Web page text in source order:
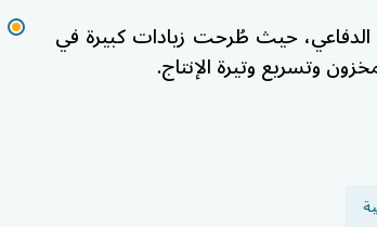
الدفاعي، حيث طُرحت زيادات كبيرة في
وتسريع وتيرة الإنتاج.